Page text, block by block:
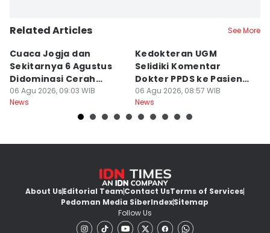
Related Articles See More
Cuaca Jogja dan
Sekitarnya 6 Agustus
Didominasi Cerah
Berawan
06 Agu 2026, 09:03 WIB
News
Kedokteran UGM
Selidiki Komentar
Dokter PPDS ke Pasien
BPJS di Medsos
06 Agu 2026, 08:57 WIB
News
About UsEditorial TeamContact UsTerms of Services
Pedoman Media SiberIndexSitemap
Follow Us